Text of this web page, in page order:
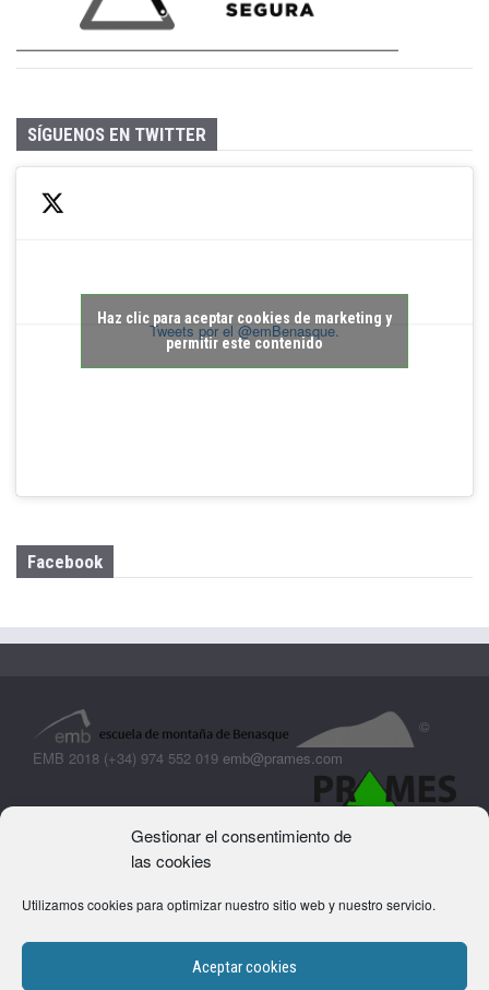
Gestionar el consentimiento de
las cookies
Utilizamos cookies para optimizar nuestro sitio web y nuestro servicio.
Aceptar cookies
SÍGUENOS EN TWITTER
Tweets por el @emBenasque.
Haz clic para aceptar cookies de marketing y
permitir este contenido
Facebook
©
EMB 2018 (+34) 974 552 019 emb@prames.com